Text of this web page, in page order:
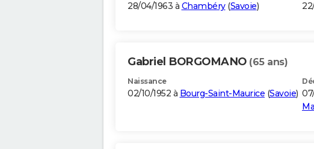
28/04/1963 à Chambéry(Savoie)
Gabriel BORGOMANO (65 ans)
Naissance
02/10/1952 à Bourg-Saint-Maurice (Savoie)